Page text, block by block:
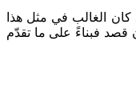
الغالب في مثل هذا
قصد فبناءً على ما تقدّم